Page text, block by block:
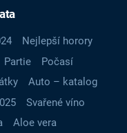
Nejlepší horory
Partie
Počasí
Auto – katalog
Svařené víno
Aloe vera